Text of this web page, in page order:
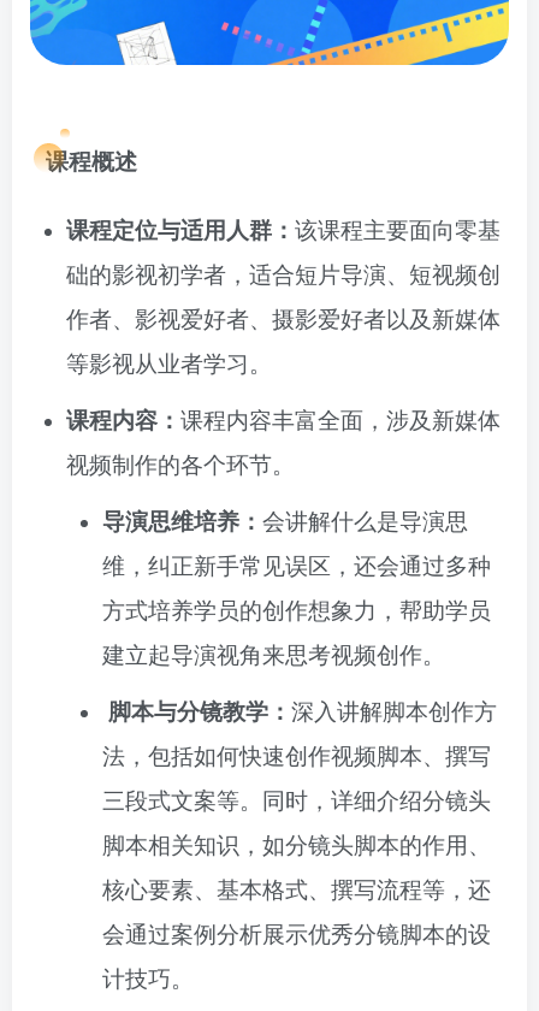
课程概述
课程定位与适用人群： 该课程主要面向零基
础的影视初学者，适合短片导演、短视频创
作者、影视爱好者、摄影爱好者以及新媒体
等影视从业者学习。
课程内容： 课程内容丰富全面，涉及新媒体
视频制作的各个环节。
导演思维培养： 会讲解什么是导演思
维，纠正新手常见误区，还会通过多种
方式培养学员的创作想象力，帮助学员
建立起导演视角来思考视频创作。
脚本与分镜教学： 深入讲解脚本创作方
法，包括如何快速创作视频脚本、撰写
三段式文案等。同时，详细介绍分镜头
脚本相关知识，如分镜头脚本的作用、
核心要素、基本格式、撰写流程等，还
会通过案例分析展示优秀分镜脚本的设
计技巧。